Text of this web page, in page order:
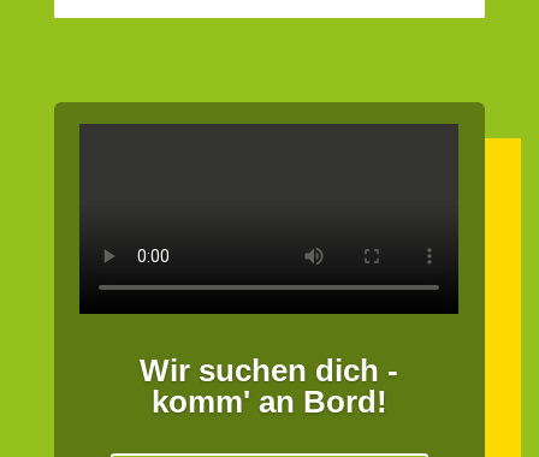
Wir suchen dich -
komm' an Bord!